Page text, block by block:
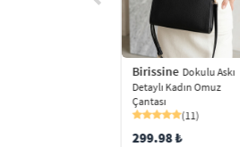
Birissine Dokulu Askı
Detaylı Kadın Omuz
Çantası
(11)
299.98 ₺